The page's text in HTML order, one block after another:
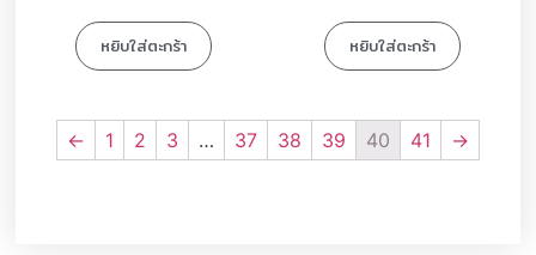
หยิบใส่ตะกร้า หยิบใส่ตะกร้า
← 1 2 3 … 37 38 39 40 41 →